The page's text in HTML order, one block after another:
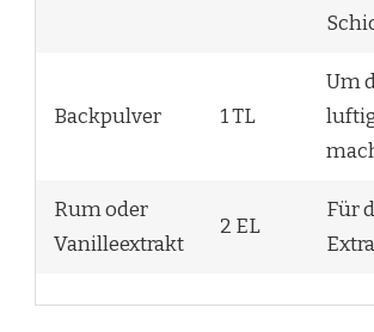
Backpulver 1 TL
Um
Rum oder
Vanilleextrakt
2 EL
Für